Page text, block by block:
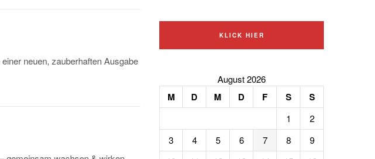
neuen, zauberhaften Ausgabe
KLICK HIER
August 2026
M D M D F S S
1
2
3
4 5 6 7 8
9